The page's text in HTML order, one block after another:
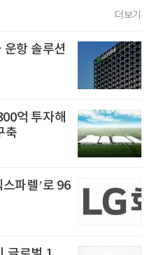
더보기
항 솔루션
억 투자해
축
스파렐’로 96